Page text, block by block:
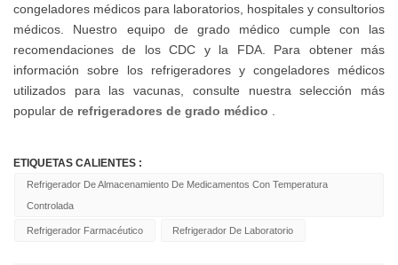
congeladores médicos para laboratorios, hospitales y consultorios
médicos. Nuestro equipo de grado médico cumple con las
recomendaciones de los CDC y la FDA. Para obtener más
información sobre los refrigeradores y congeladores médicos
utilizados para las vacunas, consulte nuestra selección más
popular de refrigeradores de grado médico
ETIQUETAS CALIENTES :
Refrigerador De Almacenamiento De Medicamentos Con Temperatura
Controlada
Refrigerador Farmacéutico Refrigerador De Laboratorio